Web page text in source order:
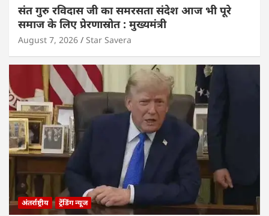
संत गुरु रविदास जी का समरसता संदेश आज भी पूरे
समाज के लिए प्रेरणास्रोत : मुख्यमंत्री
August 7, 2026 Star Savera
अंतर्राष्ट्रीय ट्रेंडिंग न्यूज